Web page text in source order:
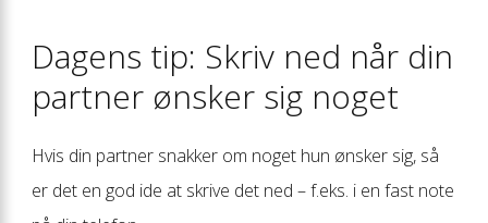
Dagens tip: Skriv ned når din
partner ønsker sig noget
Hvis din partner snakker om noget hun ønsker sig, så
er det en god ide at skrive det ned – f.eks. i en fast note